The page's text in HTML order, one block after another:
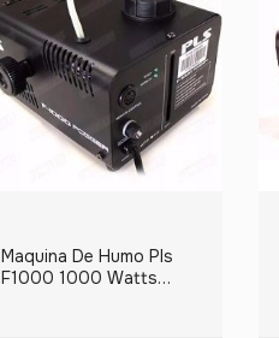
Maquina De Humo Pls
F1000 1000 Watts